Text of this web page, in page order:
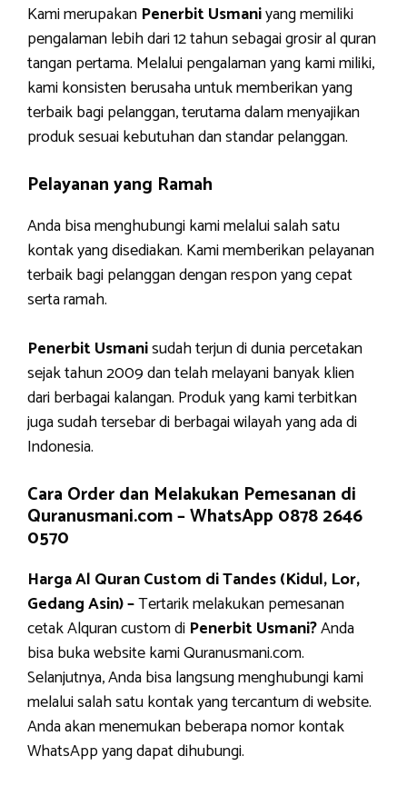
Kami merupakan Penerbit Usmaniyang memiliki
pengalaman lebih dari 12 tahun sebagai grosir al quran
tangan pertama. Melalui pengalaman yang kami miliki,
kami konsisten berusaha untuk memberikan yang
terbaik bagi pelanggan, terutama dalam menyajikan
produk sesuai kebutuhan dan standar pelanggan.
Pelayanan yang Ramah
Anda bisa menghubungi kami melalui salah satu
kontak yang disediakan. Kami memberikan pelayanan
terbaik bagi pelanggan dengan respon yang cepat
serta ramah.
Penerbit Usmanisudah terjun di dunia percetakan
sejak tahun 2009 dan telah melayani banyak klien
dari berbagai kalangan. Produk yang kami terbitkan
juga sudah tersebar di berbagai wilayah yang ada di
Indonesia.
Cara Order dan Melakukan Pemesanan di
Quranusmani.com –WhatsApp 0878 2646
0570
Harga Al Quran Custom di Tandes (Kidul, Lor,
Gedang Asin) –Tertarik melakukan pemesanan
cetak Alquran custom di Penerbit Usmani?Anda
bisa buka website kami Quranusmani.com.
Selanjutnya, Anda bisa langsung menghubungi kami
melalui salah satu kontak yang tercantum di website.
Anda akan menemukan beberapa nomor kontak
WhatsApp yang dapat dihubungi.